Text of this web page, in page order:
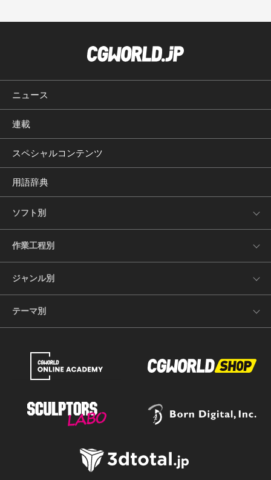
ニュース
連載
スペシャルコンテンツ
用語辞典
ソフト別
作業工程別
ジャンル別
テーマ別